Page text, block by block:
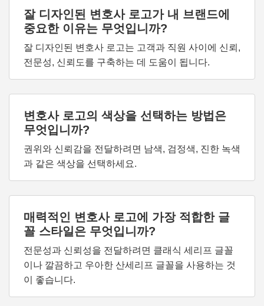
잘 디자인된 변호사 로고가 내 브랜드에
중요한 이유는 무엇입니까?
잘 디자인된 변호사 로고는 고객과 직원 사이에 신뢰,
전문성, 신뢰도를 구축하는 데 도움이 됩니다.
변호사 로고의 색상을 선택하는 방법은
무엇입니까?
권위와 신뢰감을 전달하려면 남색, 검정색, 진한 녹색
과 같은 색상을 선택하세요.
매력적인 변호사 로고에 가장 적합한 글
꼴 스타일은 무엇입니까?
전문성과 신뢰성을 전달하려면 클래식 세리프 글꼴
이나 깔끔하고 우아한 산세리프 글꼴을 사용하는 것
이 좋습니다.